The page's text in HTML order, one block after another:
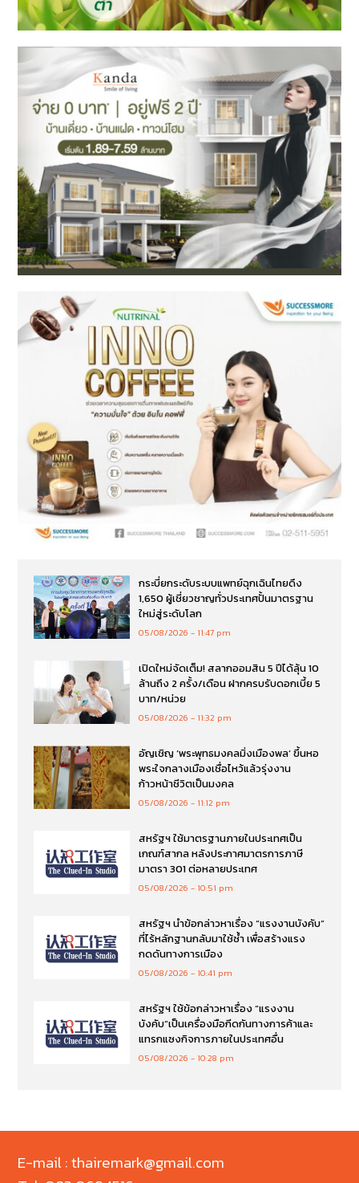
กระบี่ยกระดับระบบแพทย์ฉุกเฉินไทยดึง
1,650 ผู้เชี่ยวชาญทั่วประเทศปั้นมาตรฐาน
ใหม่สู่ระดับโลก
05/08/2026 11:47 pm
เปิดใหม่จัดเต็ม! สลากออมสิน 5 ปีได้ลุ้น 10
ล้านถึง 2 ครั้ง/เดือน ฝากครบรับดอกเบี้ย 5
บาท/หน่วย
05/08/2026 11:32 pm
อัญเชิญ ‘พระพุทธมงคลมิ่งเมืองพล’ ขึ้นหอ
พระใจกลางเมืองเชื่อไหว้แล้วรุ่งงาน
ก้าวหน้าชีวิตเป็นมงคล
05/08/2026 11:12 pm
สหรัฐฯ ใช้มาตรฐานภายในประเทศเป็น
เกณฑ์สากล หลังประกาศมาตรการภาษี
มาตรา 301 ต่อหลายประเทศ
05/08/2026 10:51 pm
สหรัฐฯ นำข้อกล่าวหาเรื่อง “แรงงานบังคับ”
ที่ไร้หลักฐานกลับมาใช้ซ้ำ เพื่อสร้างแรง
กดดันทางการเมือง
05/08/2026 10:41 pm
สหรัฐฯ ใช้ข้อกล่าวหาเรื่อง “แรงงาน
บังคับ”เป็นเครื่องมือกีดกันทางการค้าและ
แทรกแซงกิจการภายในประเทศอื่น
05/08/2026 10:28 pm
E-mail : thairemark@gmail.com